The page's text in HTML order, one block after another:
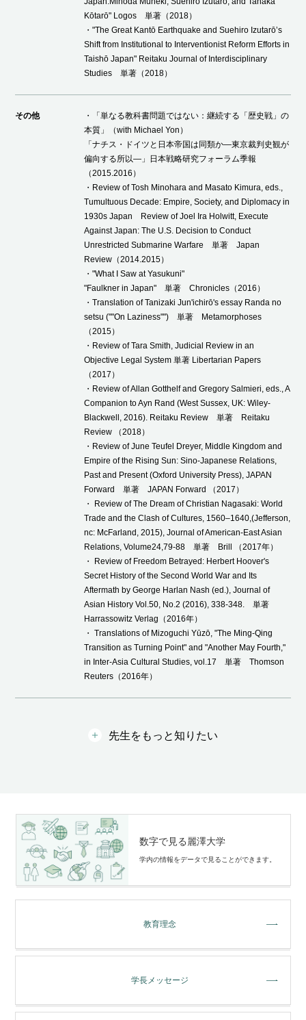
Kōtarō" Logos 単著（2018）
・"The Great Kantō Earthquake and Suehiro Izutarōʼs
Shift from Institutional to Interventionist Reform Efforts in
Taishō Japan" Reitaku Journal of Interdisciplinary
Studies 単著（2018）
その他
・「単なる教科書問題ではない：継続する「歴史戦」の
本質」（with Michael Yon）
「ナチス・ドイツと日本帝国は同類か―東京裁判史観が
偏向する所以―」日本戦略研究フォーラム季報
（2015.2016）
・Review of Tosh Minohara and Masato Kimura, eds.,
Tumultuous Decade: Empire, Society, and Diplomacy in
1930s Japan Review of Joel Ira Holwitt, Execute
Against Japan: The U.S. Decision to Conduct
Unrestricted Submarine Warfare 単著 Japan
Review（2014.2015）
・"What I Saw at Yasukuni"
"Faulkner in Japan" 単著 Chronicles（2016）
・Translation of Tanizaki Jun'ichirō's essay Randa no
setsu (""On Laziness"") 単著 Metamorphoses
（2015）
・Review of Tara Smith, Judicial Review in an
Objective Legal System 単著 Libertarian Papers
（2017）
・Review of Allan Gotthelf and Gregory Salmieri, eds., A
Companion to Ayn Rand (West Sussex, UK: Wiley-
Blackwell, 2016). Reitaku Review 単著 Reitaku
Review （2018）
・Review of June Teufel Dreyer, Middle Kingdom and
Empire of the Rising Sun: Sino-Japanese Relations,
Past and Present (Oxford University Press), JAPAN
Forward 単著 JAPAN Forward （2017）
・ Review of The Dream of Christian Nagasaki: World
Trade and the Clash of Cultures, 1560–1640,(Jefferson,
nc: McFarland, 2015), Journal of American-East Asian
Relations, Volume24,79-88 単著 Brill （2017年）
・ Review of Freedom Betrayed: Herbert Hoover's
Secret History of the Second World War and Its
Aftermath by George Harlan Nash (ed.), Journal of
Asian History Vol.50, No.2 (2016), 338-348. 単著
Harrassowitz Verlag（2016年）
・ Translations of Mizoguchi Yūzō, "The Ming-Qing
Transition as Turning Point" and "Another May Fourth,"
in Inter-Asia Cultural Studies, vol.17 単著 Thomson
Reuters（2016年）
先生をもっと知りたい
数字で見る麗澤大学
学内の情報をデータで⾒ることができます。
教育理念
学長メッセージ